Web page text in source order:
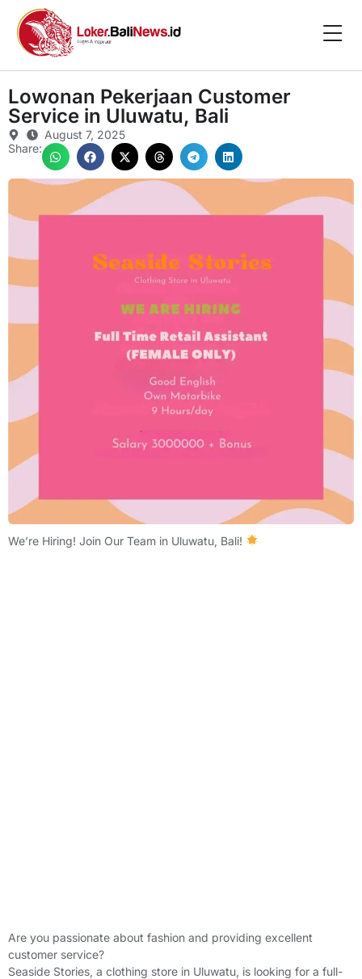
Lowonan Pekerjaan Customer
Service in Uluwatu, Bali
August 7, 2025
Share:
We’re Hiring! Join Our Team in Uluwatu, Bali!
Are you passionate about fashion and providing excellent
customer service?
Seaside Stories, a clothing store in Uluwatu, is looking for a full-